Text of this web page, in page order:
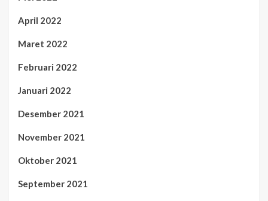
April 2022
Maret 2022
Februari 2022
Januari 2022
Desember 2021
November 2021
Oktober 2021
September 2021